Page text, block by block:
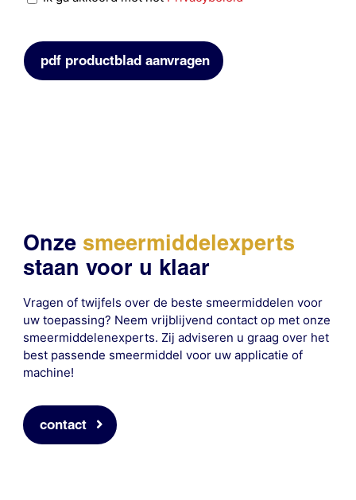
pdf productblad aanvragen
Onze smeermiddelexperts
staan voor u klaar
Vragen of twijfels over de beste smeermiddelen voor
uw toepassing? Neem vrijblijvend contact op met onze
smeermiddelenexperts. Zij adviseren u graag over het
best passende smeermiddel voor uw applicatie of
machine!
contact